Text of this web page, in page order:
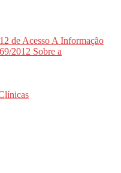
de Acesso A Informação
2012 Sobre a